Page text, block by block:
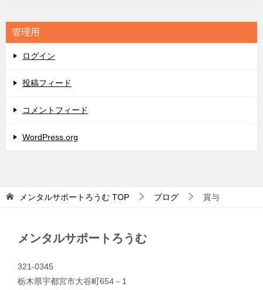
リ
ー
管理用
ログイン
投稿フィード
コメントフィード
WordPress.org
メンタルサポートろうむ TOP ブログ 賞与
メンタルサポートろうむ
321-0345
栃木県宇都宮市大谷町654－1